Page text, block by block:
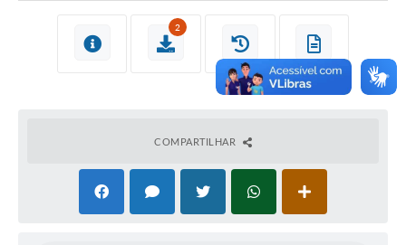
Telefones Úteis
2
COMPARTILHAR